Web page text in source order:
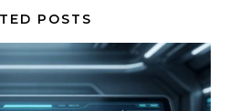
POSTS